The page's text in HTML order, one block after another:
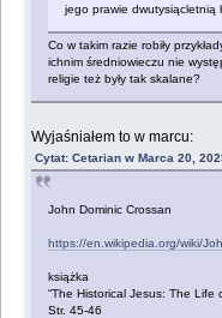
jego prawie dwutysiącletnią
Co w takim razie robiły
ichnim średniowieczu nie
religie też były tak skalane?
Wyjaśniałem to w marcu:
Cytat: Cetarian w Marca 20,
John Dominic Crossan
https://en.wikipedia.org/wiki/
książka
“The Historical Jesus: The
Str. 45-46